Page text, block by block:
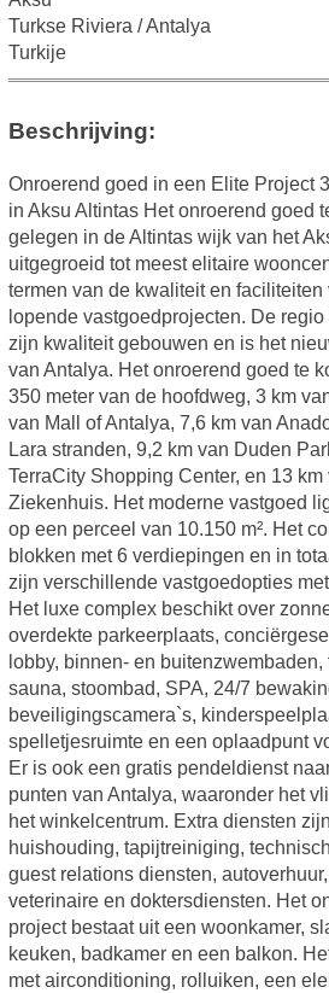
Turkse Riviera / Antalya
Turkije
Beschrijving:
Onroerend goed in een Elite Project
in Aksu Altintas Het onroerend goed
gelegen in de Altintas wijk van het
uitgegroeid tot meest elitaire
termen van de kwaliteit en
lopende vastgoedprojecten. De
zijn kwaliteit gebouwen en is het
van Antalya. Het onroerend goed te
350 meter van de hoofdweg, 3 km
van Mall of Antalya, 7,6 km van
Lara stranden, 9,2 km van Duden
TerraCity Shopping Center, en 13
Ziekenhuis. Het moderne vastgoed
op een perceel van 10.150 m². Het
blokken met 6 verdiepingen en in
zijn verschillende vastgoedopties
Het luxe complex beschikt over
overdekte parkeerplaats,
lobby, binnen- en buitenzwembaden,
sauna, stoombad, SPA, 24/7
beveiligingscamera`s,
spelletjesruimte en een oplaadpunt
Er is ook een gratis pendeldienst
punten van Antalya, waaronder het
het winkelcentrum. Extra diensten
huishouding, tapijtreiniging,
guest relations diensten,
veterinaire en doktersdiensten. Het
project bestaat uit een woonkamer,
keuken, badkamer en een balkon.
met airconditioning, rolluiken, een